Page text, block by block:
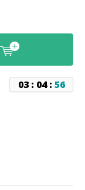
03: 04: 56